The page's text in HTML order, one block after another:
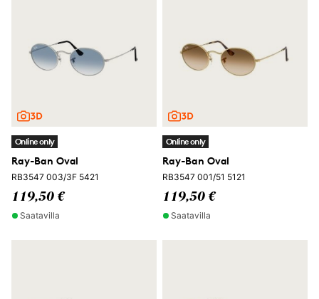
Online only
Ray-Ban Oval
RB3547 003/3F 5421
119,50 €
Saatavilla
Online only
Ray-Ban Oval
RB3547 001/51 5121
119,50 €
Saatavilla